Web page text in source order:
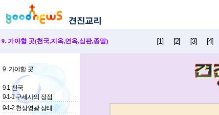
9. 가야할 곳(천국,지옥,연옥,심판,종말) [1] [2] [3] [4]
9 가야할 곳
9-1 천국
9-1-1 구세사의 정점
9-1-2 천상영광 상태